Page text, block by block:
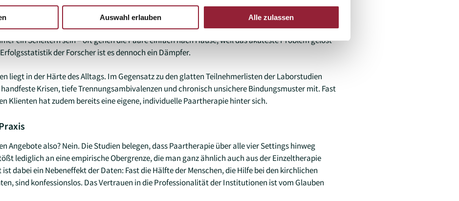
Auswahl erlauben Alle zulassen
dass weniger als 40 Prozent der Paare eine deutlich verbesserte Beziehungssituation
alle Studien hinweg, dass etwa die Hälfte der Paare die Therapie vorzeitig beendet. Das
erheblich und gehört zur Realität der Versorgung“, so Roesler. In der Praxis muss ein vorzeitiger
ein Scheitern sein – oft gehen die Paare einfach nach Hause, weil das akuteste Problem gelöst
der Forscher ist es dennoch ein Dämpfer.
liegt in der Härte des Alltags. Im Gegensatz zu den glatten Teilnehmerlisten der Laborstudien
Krisen, tiefe Trennungsambivalenzen und chronisch unsichere Bindungsmuster mit. Fast
Klienten hat zudem bereits eine eigene, individuelle Paartherapie hinter sich.
Angebote also? Nein. Die Studien belegen, dass Paartherapie über alle vier Settings hinweg
lediglich an eine empirische Obergrenze, die man ganz ähnlich auch aus der Einzeltherapie
dabei ein Nebeneffekt der Daten: Fast die Hälfte der Menschen, die Hilfe bei den kirchlichen
sind konfessionslos. Das Vertrauen in die Professionalität der Institutionen ist vom Glauben